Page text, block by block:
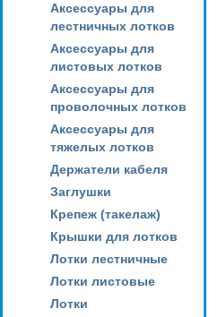
Аксессуары для
лестничных лотков
Аксессуары для
листовых лотков
Аксессуары для
проволочных лотков
Аксессуары для
тяжелых лотков
Держатели кабеля
Заглушки
Крепеж (такелаж)
Крышки для лотков
Лотки лестничные
Лотки листовые
Лотки